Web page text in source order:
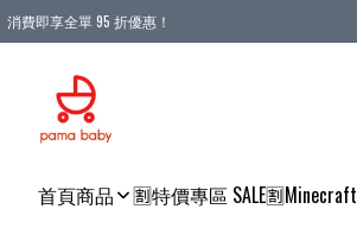
消費即享全單 95 折優惠！
首頁商品 🈹特價專區 SALE🈹Minecraft